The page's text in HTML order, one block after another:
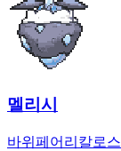
멜리시
바위 페어리 칼로스